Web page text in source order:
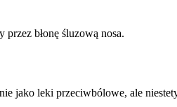
błonę śluzową nosa.
jako leki przeciwbólowe, ale